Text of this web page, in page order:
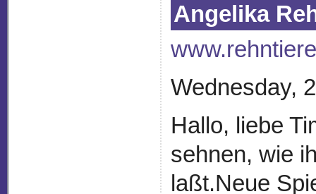
Angelika
Wednesday,
Hallo, liebe
sehnen, wie
laßt.Neue